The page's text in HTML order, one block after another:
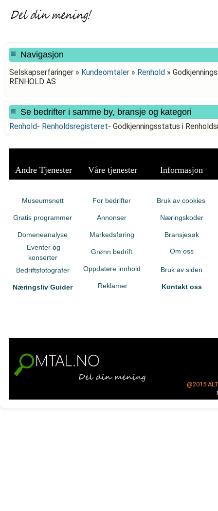
Navigasjon
Selskapserfaringer » Kundeomtaler » Renhold »
RENHOLD AS
Se bedrifter i samme by, bransje og kategori
Renhold- Renholdsregisteret- Godkjenningsstatus i
Andre Tjenester Våre tjenester Informasjon
Museumsnett
Gratis programmer
Domeneanalyse
Eventer og
konserter
Bedriftsfotografer
Næringsliv Guider
For bedrifter
Annonser
Markedsføring
Grønn bedrift
Oppdatere innhold
Reklamer
Bruk av cookies
Næringskoder
Bransjesøk
Om oss
Bruk av siden
Kontakt oss
@2015